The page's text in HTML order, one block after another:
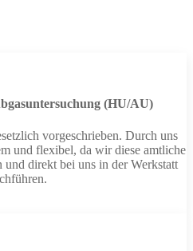
(HU/AU)
vorgeschrieben. Durch uns
und flexibel, da wir diese amtliche
direkt bei uns in der Werkstatt